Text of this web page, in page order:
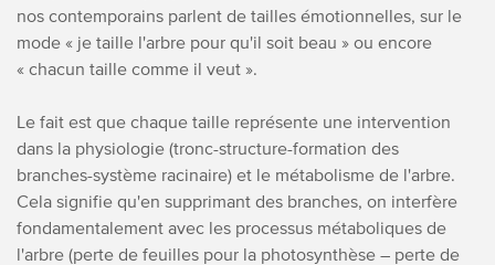
nos contemporains parlent de tailles émotionnelles, sur le
mode « je taille l'arbre pour qu'il soit beau » ou encore
« chacun taille comme il veut ».
Le fait est que chaque taille représente une intervention
dans la physiologie (tronc-structure-formation des
branches-système racinaire) et le métabolisme de l'arbre.
Cela signifie qu'en supprimant des branches, on interfère
fondamentalement avec les processus métaboliques de
l'arbre (perte de feuilles pour la photosynthèse – perte de